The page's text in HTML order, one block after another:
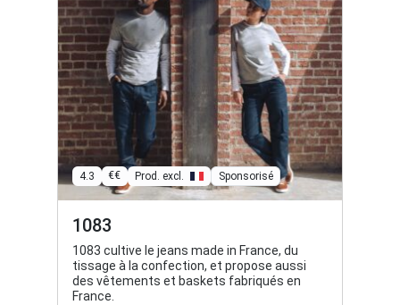
4.3 €€ Prod. excl. Sponsorisé
1083
1083 cultive le jeans made in France, du
tissage à la confection, et propose aussi
des vêtements et baskets fabriqués en
France.